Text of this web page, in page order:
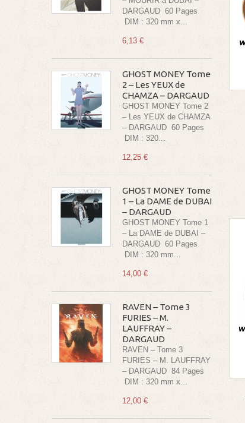
DARGAUD 60 Pages
DIM : 320 mm x...
6,13 €
GHOST MONEY Tome
2 – Les YEUX de
CHAMZA – DARGAUD
GHOST MONEY Tome 2
– Les YEUX de CHAMZA
– DARGAUD 60 Pages
DIM : 320...
12,25 €
GHOST MONEY Tome
1 – La DAME de DUBAI
– DARGAUD
GHOST MONEY Tome 1
– La DAME de DUBAI –
DARGAUD 60 Pages
DIM : 320 mm...
14,00 €
RAVEN – Tome 3
FURIES – M.
LAUFFRAY –
DARGAUD
RAVEN – Tome 3
FURIES – M. LAUFFRAY
– DARGAUD 84 Pages
DIM : 320 mm x...
12,00 €